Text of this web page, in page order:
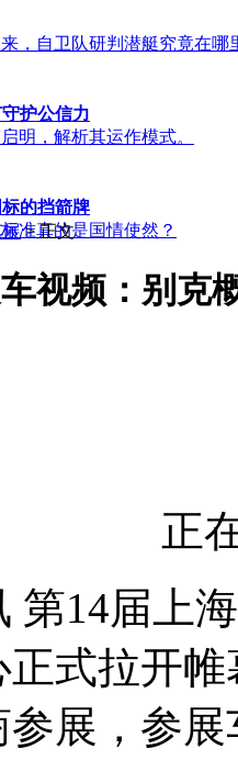
，自卫队研判潜艇究竟在哪
护公信力
明，解析其运作模式。
的挡箭牌
准真的是国情使然？
展> 正文
视频：别克
正
第14届上
正式拉开
展，参